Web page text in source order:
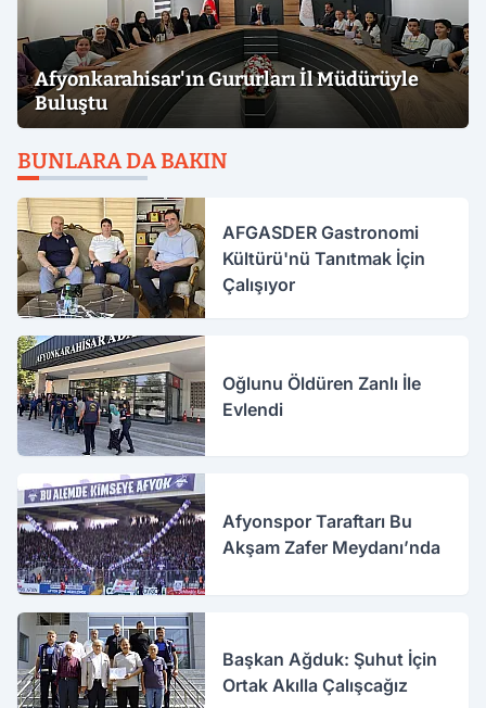
Afyonkarahisar'ın Gururları İl Müdürüyle
Buluştu
BUNLARA DA BAKIN
AFGASDER Gastronomi
Kültürü'nü Tanıtmak İçin
Çalışıyor
Oğlunu Öldüren Zanlı İle
Evlendi
Afyonspor Taraftarı Bu
Akşam Zafer Meydanı’nda
Başkan Ağduk: Şuhut İçin
Ortak Akılla Çalışcağız